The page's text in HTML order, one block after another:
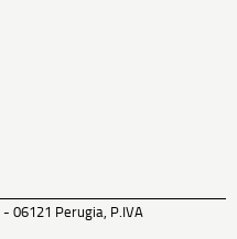
06121 Perugia, P.IVA